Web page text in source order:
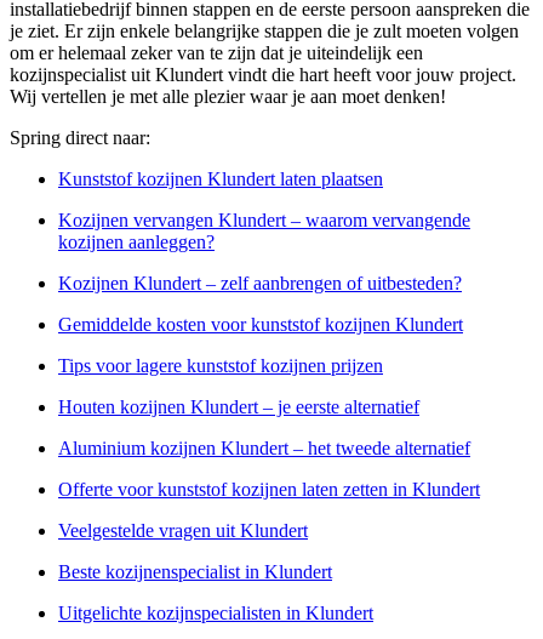
installatiebedrijf binnen stappen en de eerste persoon aanspreken die
je ziet. Er zijn enkele belangrijke stappen die je zult moeten volgen
om er helemaal zeker van te zijn dat je uiteindelijk een
kozijnspecialist uit Klundert vindt die hart heeft voor jouw project.
Wij vertellen je met alle plezier waar je aan moet denken!
Spring direct naar:
Kunststof kozijnen Klundert laten plaatsen
Kozijnen vervangen Klundert – waarom vervangende
kozijnen aanleggen?
Kozijnen Klundert – zelf aanbrengen of uitbesteden?
Gemiddelde kosten voor kunststof kozijnen Klundert
Tips voor lagere kunststof kozijnen prijzen
Houten kozijnen Klundert – je eerste alternatief
Aluminium kozijnen Klundert – het tweede alternatief
Offerte voor kunststof kozijnen laten zetten in Klundert
Veelgestelde vragen uit Klundert
Beste kozijnenspecialist in Klundert
Uitgelichte kozijnspecialisten in Klundert